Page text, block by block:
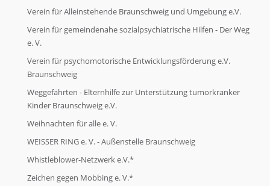
Verein für Alleinstehende Braunschweig und Umgebung e.V.
Verein für gemeindenahe sozialpsychiatrische Hilfen - Der Weg
e. V.
Verein für psychomotorische Entwicklungsförderung e.V.
Braunschweig
Weggefährten - Elternhilfe zur Unterstützung tumorkranker
Kinder Braunschweig e.V.
Weihnachten für alle e. V.
WEISSER RING e. V. - Außenstelle Braunschweig
Whistleblower-Netzwerk e.V.*
Zeichen gegen Mobbing e. V.*